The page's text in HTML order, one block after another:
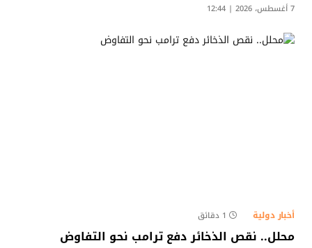
7 أغسطس، 2026 | 12:44
أخبار دولية 1 دقائق
محلل.. نقص الذخائر دفع ترامب نحو التفاوض